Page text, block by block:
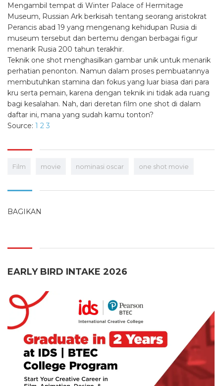
Mengambil tempat di Winter Palace of Hermitage
Museum, Russian Ark berkisah tentang seorang aristokrat
Perancis abad 19 yang mengenang kehidupan Rusia di
museum tersebut dan bertemu dengan berbagai figur
menarik Rusia 200 tahun terakhir.
Teknik one shot menghasilkan gambar unik untuk menarik
perhatian penonton. Namun dalam proses pembuatannya
membutuhkan stamina dan fokus yang luar biasa dari para
kru serta pemain, karena dengan teknik ini tidak ada ruang
bagi kesalahan. Nah, dari deretan film one shot di dalam
daftar ini, mana yang sudah kamu tonton?
Source: 1 2 3
Film movie nominasi oscar one shot movie
BAGIKAN
EARLY BIRD INTAKE 2026